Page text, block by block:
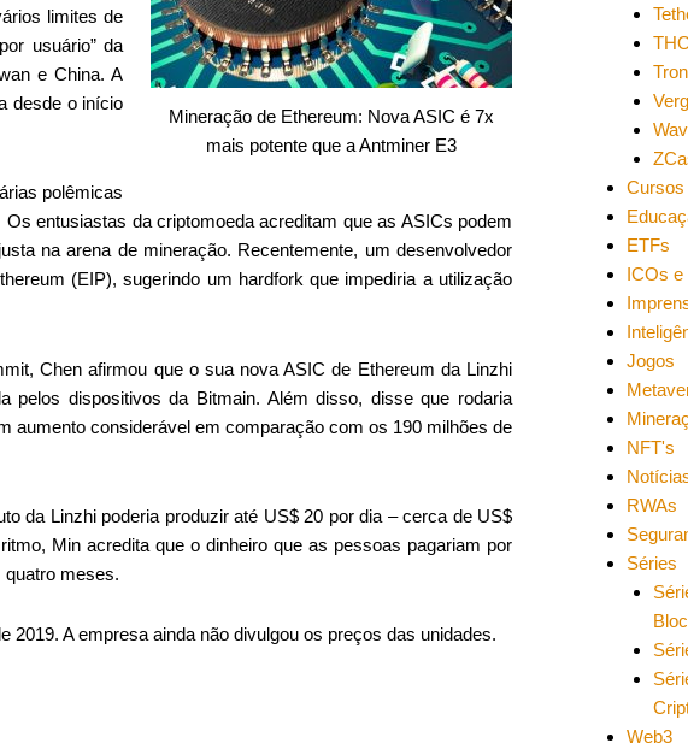
Mineração de Ethereum: Nova ASIC é 7x
mais potente que a Antminer E3
limites de
usuário” da
e China. A
desde o início
polêmicas
entusiastas da criptomoeda acreditam que as ASICs podem
na arena de mineração. Recentemente, um desenvolvedor
(EIP), sugerindo um hardfork que impediria a utilização
Chen afirmou que o sua nova ASIC de Ethereum da Linzhi
pelos dispositivos da Bitmain. Além disso, disse que rodaria
aumento considerável em comparação com os 190 milhões de
da Linzhi poderia produzir até US$ 20 por dia – cerca de US$
Min acredita que o dinheiro que as pessoas pagariam por
quatro meses.
2019. A empresa ainda não divulgou os preços das unidades.
Tron
Cursos
ETFs
ICOs e
Jogos
NFT's
RWAs
Séries
Web3